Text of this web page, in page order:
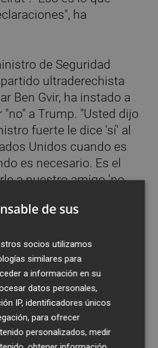
ha
de Seguridad
ultraderechista
Ben Gvir, ha instado a
"no" a Trump. "Usted dijo
fuerte le dice 'sí' al
Unidos cuando es
es necesario. Es el
a nuestro amigo 'no,
ha publicado en redes
hacer lo necesario para
desatar las manos de
y recuperar la
ha añadido.
el líder del
de sus
socios utilizamos
similares para
a información en su
datos personales,
IP, identificadores únicos
para ofrecer
personalizados, medir